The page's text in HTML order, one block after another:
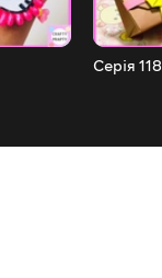
Серія 118